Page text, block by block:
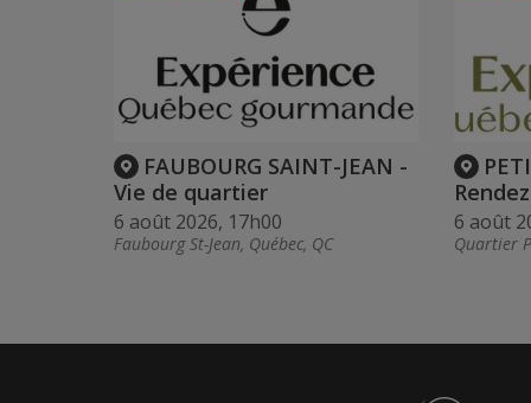
FAUBOURG SAINT-JEAN -
Vie de quartier
6 août 2026, 17h00
Faubourg St-Jean, Québec, QC
6 août
Quartier